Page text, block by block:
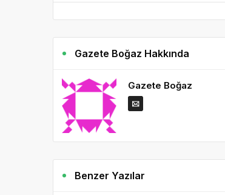
Gazete Boğaz Hakkında
Gazete Boğaz
Benzer Yazılar